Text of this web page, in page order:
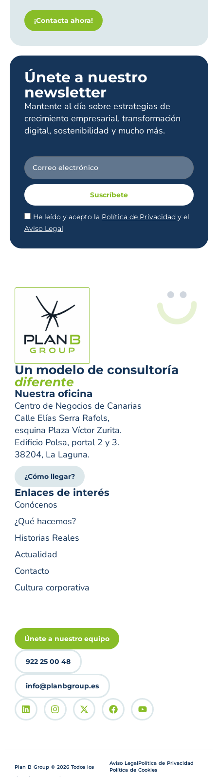
¡Contacta ahora!
Únete a nuestro
newsletter
Mantente al día sobre estrategias de
crecimiento empresarial, transformación
digital, sostenibilidad y mucho más.
He leído y acepto la Política de Privacidad y el
Aviso Legal
Suscríbete
Un modelo de consultoría
diferente
Nuestra oficina
Centro de Negocios de Canarias
Calle Elías Serra Rafols,
esquina Plaza Víctor Zurita.
Edificio Polsa, portal 2 y 3.
38204, La Laguna.
¿Cómo llegar?
Enlaces de interés
Conócenos
¿Qué hacemos?
Historias Reales
Actualidad
Contacto
Cultura corporativa
Únete a nuestro equipo
922 25 00 48
info@planbgroup.es
Plan B Group © 2026 Todos los
Aviso LegalPolítica de Privacidad
Política de Cookies